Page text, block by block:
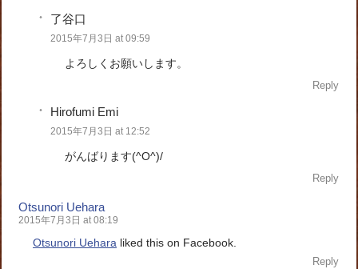
了谷口
2015年7月3日 at 09:59
よろしくお願いします。
Reply
Hirofumi Emi
2015年7月3日 at 12:52
がんばります(^O^)/
Reply
Otsunori Uehara
2015年7月3日 at 08:19
Otsunori Uehara liked this on Facebook.
Reply